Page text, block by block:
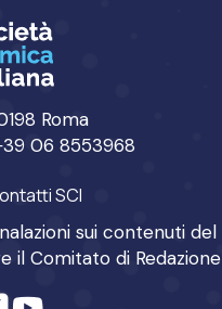
Roma
06 8553968
SCI
sui contenuti del
il Comitato di Redazione